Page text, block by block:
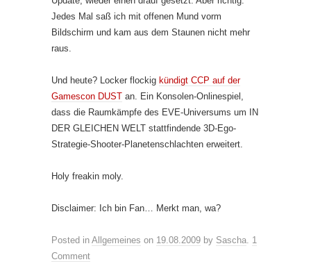
Jedes Mal saß ich mit offenen Mund vorm
Bildschirm und kam aus dem Staunen nicht mehr
raus.
Und heute? Locker flockig kündigt CCP auf der
Gamescon DUST an. Ein Konsolen-Onlinespiel,
dass die Raumkämpfe des EVE-Universums um IN
DER GLEICHEN WELT stattfindende 3D-Ego-
Strategie-Shooter-Planetenschlachten erweitert.
Holy freakin moly.
Disclaimer: Ich bin Fan… Merkt man, wa?
Posted in Allgemeines on 19.08.2009 by Sascha. 1
Comment